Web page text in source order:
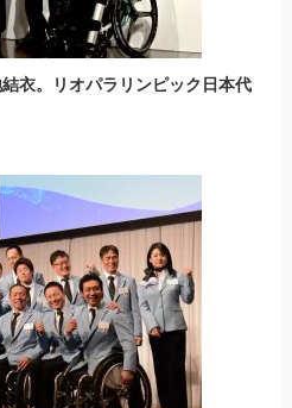
衣。リオパラリンピック日本代